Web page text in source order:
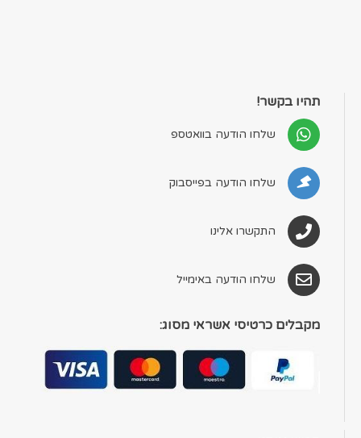
תהיו בקשר!
שלחו הודעה בוואטספ
שלחו הודעה בפייסבוק
התקשרו אלינו
שלחו הודעה באימייל
מקבלים כרטיסי אשראי מסוג: